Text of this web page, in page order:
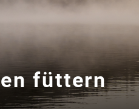
füttern